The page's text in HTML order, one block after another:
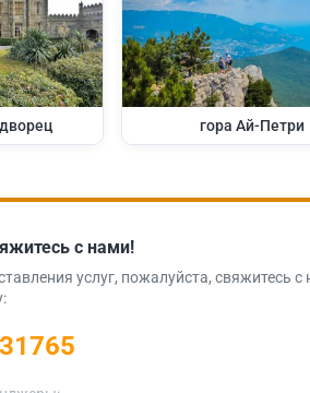
гора Ай-Петри
с нами!
услуг, пожалуйста, свяжитесь с